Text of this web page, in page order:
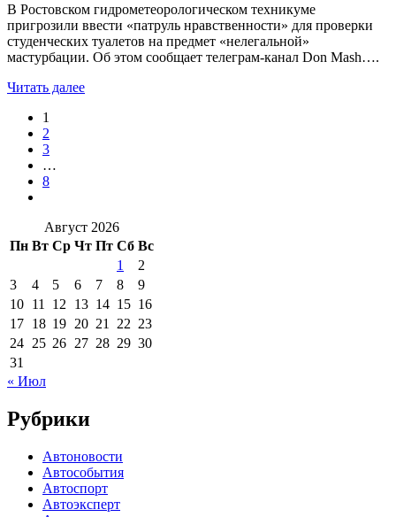
В Ростовском гидрометеорологическом техникуме
пригрозили ввести «патруль нравственности» для проверки
студенческих туалетов на предмет «нелегальной»
мастурбации. Об этом сообщает телеграм-канал Don Mash….
Читать далее
1
2
3
…
8
Август 2026
Пн Вт Ср Чт Пт Сб Вс
1
2
3
4 5 6 7 8
9
10 11 12 13 14 15 16
17 18 19 20 21 22 23
24 25 26 27 28 29 30
31
« Июл
Рубрики
Автоновости
Автособытия
Автоспорт
Автоэксперт